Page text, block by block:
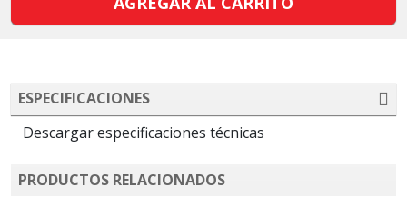
ESPECIFICACIONES
Descargar especificaciones técnicas
PRODUCTOS RELACIONADOS